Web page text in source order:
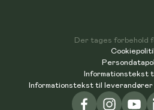
Informationstekst
Informationstekst til
Der tages forbehold